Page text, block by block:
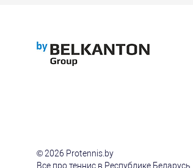
© 2026 Protennis.by
Все про теннис в Республике Беларусь